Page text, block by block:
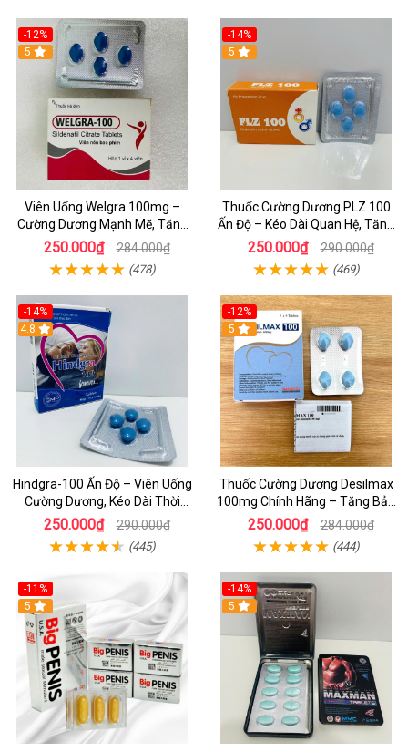
-12%
5
Viên Uống Welgra 100mg –
Cường Dương Mạnh Mẽ, Tăng
Phong Độ Đàn Ông Chuẩn Phái
Mạnh
250.000₫ 284.000₫
(478)
-14%
5
Thuốc Cường Dương PLZ 100
Ấn Độ – Kéo Dài Quan Hệ, Tăng
Cương Cứng Hiệu Quả Cho Nam
250.000₫ 290.000₫
(469)
-14%
4.8
Hindgra-100 Ấn Độ – Viên Uống
Cường Dương, Kéo Dài Thời
Gian, Chống Xuất Tinh Sớm
250.000₫ 290.000₫
(445)
-12%
5
Thuốc Cường Dương Desilmax
100mg Chính Hãng – Tăng Bản
Lĩnh Phái Mạnh, Chống Xuất
Tinh Sớm
250.000₫ 284.000₫
(444)
-11%
5
-14%
5